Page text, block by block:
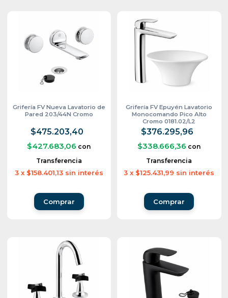
Grifería FV Nueva Lavatorio de
Pared 203/44N Cromo
$475.203,40
$427.683,06 con
Transferencia
3 x $158.401,13 sin interés
Grifería FV Epuyén Lavatorio
Monocomando Pico Alto
Cromo 0181.02/L2
$376.295,96
$338.666,36 con
Transferencia
3 x $125.431,99 sin interés